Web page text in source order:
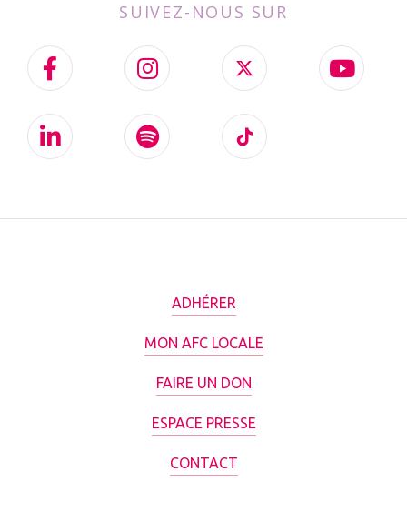
SUIVEZ-NOUS SUR
ADHÉRER
MON AFC LOCALE
FAIRE UN DON
ESPACE PRESSE
CONTACT